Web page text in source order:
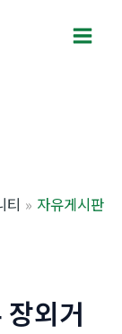
Main
티 자유게시판
외거